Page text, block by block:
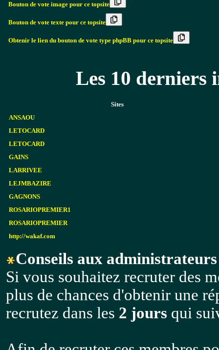
Bouton de vote image pour ce topsite
Bouton de vote texte pour ce topsite
Obtenir le lien du bouton de vote type phpBB pour ce topsite
Les 10 derniers
Sites
ANSAOU
LETOCARD
LETOCARD
GAINS
LARRIVEE
LEJMBAZIRE
GAGNONS
ROSARIOPREMIER1
ROSARIOPREMIER
http://wakaf.com
Conseils aux
Si vous souhaitez recruter des
plus de chances d'obtenir une
recrutez dans les 2 jours qui